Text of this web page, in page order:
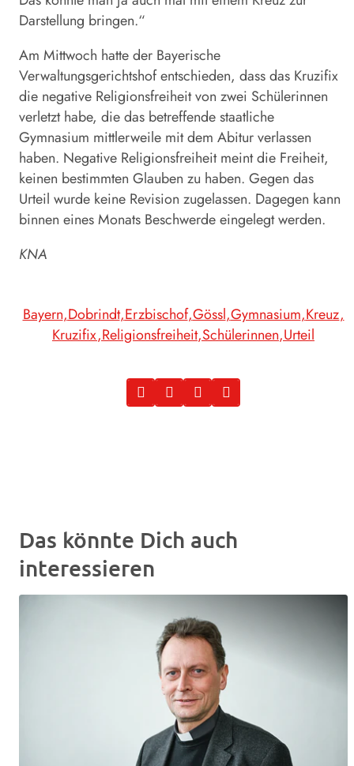
Darstellung bringen.“
Am Mittwoch hatte der Bayerische
Verwaltungsgerichtshof entschieden, dass das Kruzifix
die negative Religionsfreiheit von zwei Schülerinnen
verletzt habe, die das betreffende staatliche
Gymnasium mittlerweile mit dem Abitur verlassen
haben. Negative Religionsfreiheit meint die Freiheit,
keinen bestimmten Glauben zu haben. Gegen das
Urteil wurde keine Revision zugelassen. Dagegen kann
binnen eines Monats Beschwerde eingelegt werden.
KNA
Bayern Dobrindt Erzbischof Gössl Gymnasium Kreuz
Kruzifix Religionsfreiheit Schülerinnen Urteil
Das könnte Dich auch
interessieren